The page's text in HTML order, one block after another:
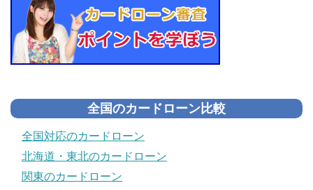
全国のカードローン比較
全国対応のカードローン
北海道・東北のカードローン
関東のカードローン